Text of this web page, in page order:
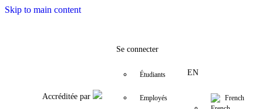
Skip to main contentFacebook
Accréditée par
Se connecter
Étudiants
Employés
EN
French